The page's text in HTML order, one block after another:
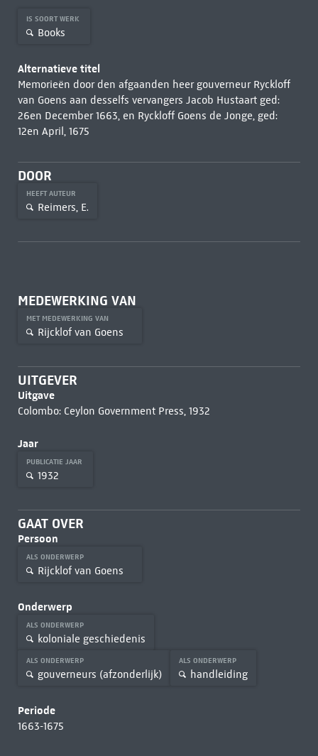
IS SOORT WERK
Books
Alternatieve titel
Memorieën door den afgaanden heer gouverneur Ryckloff
van Goens aan desselfs vervangers Jacob Hustaart ged:
26en December 1663, en Ryckloff Goens de Jonge, ged:
12en April, 1675
DOOR
HEEFT AUTEUR
Reimers, E.
MEDEWERKING VAN
MET MEDEWERKING VAN
Rijcklof van Goens
UITGEVER
Uitgave
Colombo: Ceylon Government Press, 1932
Jaar
PUBLICATIE JAAR
1932
GAAT OVER
Persoon
ALS ONDERWERP
Rijcklof van Goens
Onderwerp
ALS ONDERWERP
koloniale geschiedenis
ALS ONDERWERP
gouverneurs (afzonderlijk)
ALS ONDERWERP
handleiding
Periode
1663-1675